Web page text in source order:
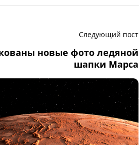
Следующий пост
новые фото ледяной
шапки Марса